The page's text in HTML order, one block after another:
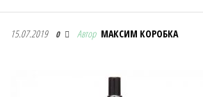
Первая Украинская Сувенирная
15.07.2019 0 Автор МАКСИМ КОРОБКА